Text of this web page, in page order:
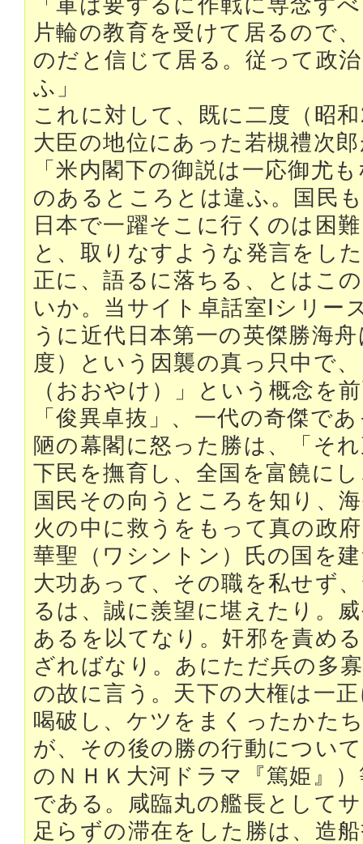
「軍は要するに作戦に専念す
片輪の教育を受けて居るので
のだと信じて居る。従って政
ふ」
これに対して、既に二度（昭
大臣の地位にあった若槻禮次
「米内閣下の御説は一応御尤
のあるところとは違ふ。国民
日本で一躍そこに行くのは困
と、取りなすような発言をし
正に、語るに落ちる、とはこ
いか。当サイト卓話室Ⅰシリー
うに近代日本第一の英傑勝海
度）という因襲の真っ只中で
（おおやけ）」という概念を
「俊異卓抜」、一代の奇傑で
陋の幕閣に怒った勝は、「そ
下民を撫育し、全国を富饒に
国民その向うところを知り、
火の中に救うをもって真の政
華聖（ワシントン）氏の国を
大功あって、その職を私せず
るは、誠に羨望に堪えたり。
あるを以てなり。奸邪を責め
ざればなり。あにただ兵の多
の故に言う。天下の大権は一
喝破し、ケツをまくったかた
が、その後の勝の行動につい
のＮＨＫ大河ドラマ『篤姫』
である。咸臨丸の艦長として
足らずの滞在をした勝は、造